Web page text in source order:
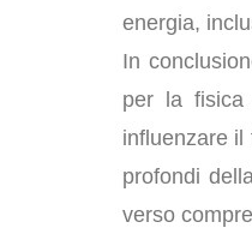
energia,
In
per la fisica
influenzare il
profondi
verso